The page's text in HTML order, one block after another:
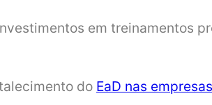
em treinamentos
do EaD nas empresas